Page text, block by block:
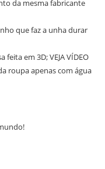
da mesma fabricante
que faz a unha durar
feita em 3D; VEJA VÍDEO
roupa apenas com água